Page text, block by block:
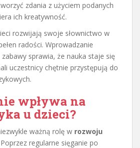
zdania z użyciem podanych
ich kreatywność.
rozwijają swoje słownictwo w
radości. Wprowadzanie
sprawia, że nauka staje się
uczestnicy chętnie przystępują do
wpływa na
u dzieci?
ważną rolę w rozwoju
regularne sięganie po